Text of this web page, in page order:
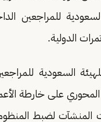
السعودية للمراجعين
الدولية.
السعودية
على خارطة
المنشآت لضبط